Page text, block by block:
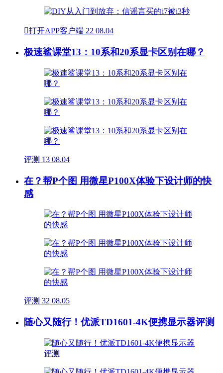
打开APP客户端 22 08.04
极速鲨课堂13：10系和20系显卡区别在哪？
评测 13 08.04
在？帮P个图 用微星P100X体验下设计师的快
感
评测 32 08.05
随心又随行！优派TD1601-4K便携显示器评测